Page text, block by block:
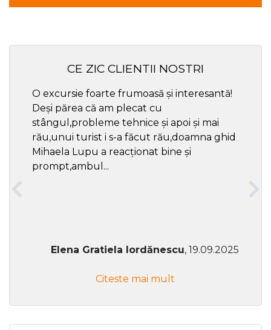
CE ZIC CLIENTII NOSTRI
O excursie foarte frumoasă și interesantă!
Deși părea că am plecat cu
stângul,probleme tehnice și apoi și mai
rău,unui turist i s-a făcut rău,doamna ghid
Mihaela Lupu a reacționat bine și
prompt,ambul...
Elena Gratiela Iordănescu, 19.09.2025
Citeste mai mult